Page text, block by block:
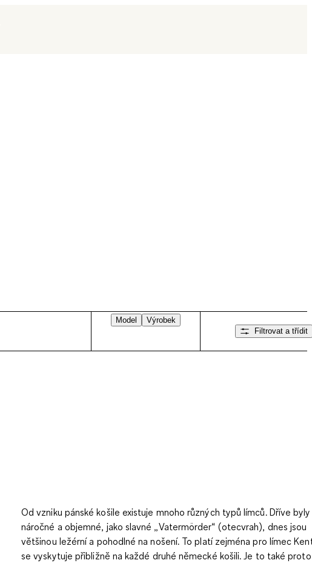
Model
Výrobek
Filtrovat a třídit
Od vzniku pánské košile existuje mnoho různých typů límců. Dříve byly
náročné a objemné, jako slavné „Vatermörder“ (otecvrah), dnes jsou
většinou ležérní a pohodlné na nošení. To platí zejména pro límec
se vyskytuje přibližně na každé druhé německé košili. Je to také